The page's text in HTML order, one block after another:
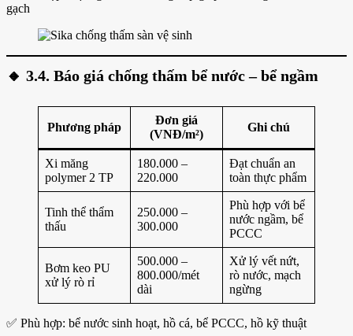
gạch
🔸 3.4. Báo giá chống thấm bể nước – bể ngầm
Phương pháp
Đơn giá
(VNĐ/m²)
Ghi chú
Xi măng
polymer 2 TP
180.000 –
220.000
Đạt chuẩn an
toàn thực phẩm
Tinh thể thẩm
thấu
250.000 –
300.000
Phù hợp với bể
nước ngầm, bể
PCCC
Bơm keo PU
xử lý rò rỉ
500.000 –
800.000/mét
dài
Xử lý vết nứt,
rò nước, mạch
ngừng
✅ Phù hợp: bể nước sinh hoạt, hồ cá, bể PCCC, hồ kỹ thuật